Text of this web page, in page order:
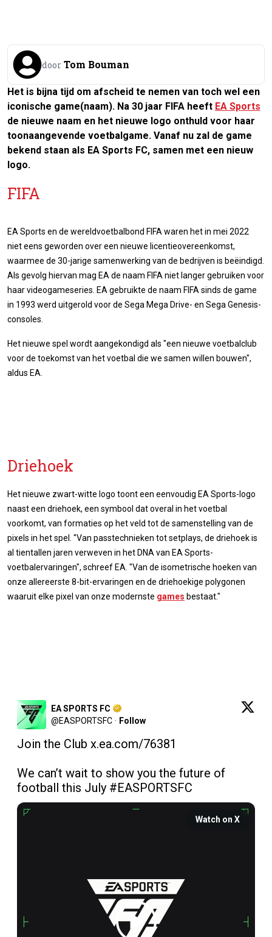
door Tom Bouman
Het is bijna tijd om afscheid te nemen van toch wel een
iconische game(naam). Na 30 jaar FIFA heeft EA Sports
de nieuwe naam en het nieuwe logo onthuld voor haar
toonaangevende voetbalgame. Vanaf nu zal de game
bekend staan als EA Sports FC, samen met een nieuw
logo.
FIFA
EA Sports en de wereldvoetbalbond FIFA waren het in mei 2022
niet eens geworden over een nieuwe licentieovereenkomst,
waarmee de 30-jarige samenwerking van de bedrijven is beëindigd.
Als gevolg hiervan mag EA de naam FIFA niet langer gebruiken voor
haar videogameseries. EA gebruikte de naam FIFA sinds de game
in 1993 werd uitgerold voor de Sega Mega Drive- en Sega Genesis-
consoles.
Het nieuwe spel wordt aangekondigd als "een nieuwe voetbalclub
voor de toekomst van het voetbal die we samen willen bouwen",
aldus EA.
Driehoek
Het nieuwe zwart-witte logo toont een eenvoudig EA Sports-logo
naast een driehoek, een symbool dat overal in het voetbal
voorkomt, van formaties op het veld tot de samenstelling van de
pixels in het spel. "Van passtechnieken tot setplays, de driehoek is
al tientallen jaren verweven in het DNA van EA Sports-
voetbalervaringen", schreef EA. "Van de isometrische hoeken van
onze allereerste 8-bit-ervaringen en de driehoekige polygonen
waaruit elke pixel van onze modernste games bestaat."
EA SPORTS FC
@EASPORTSFC · Follow
Join the Club x.ea.com/76381
We can’t wait to show you the future of
football this July #EASPORTSFC
Watch on X